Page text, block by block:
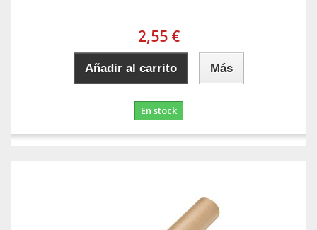
2,55 €
Añadir al carrito Más
En stock